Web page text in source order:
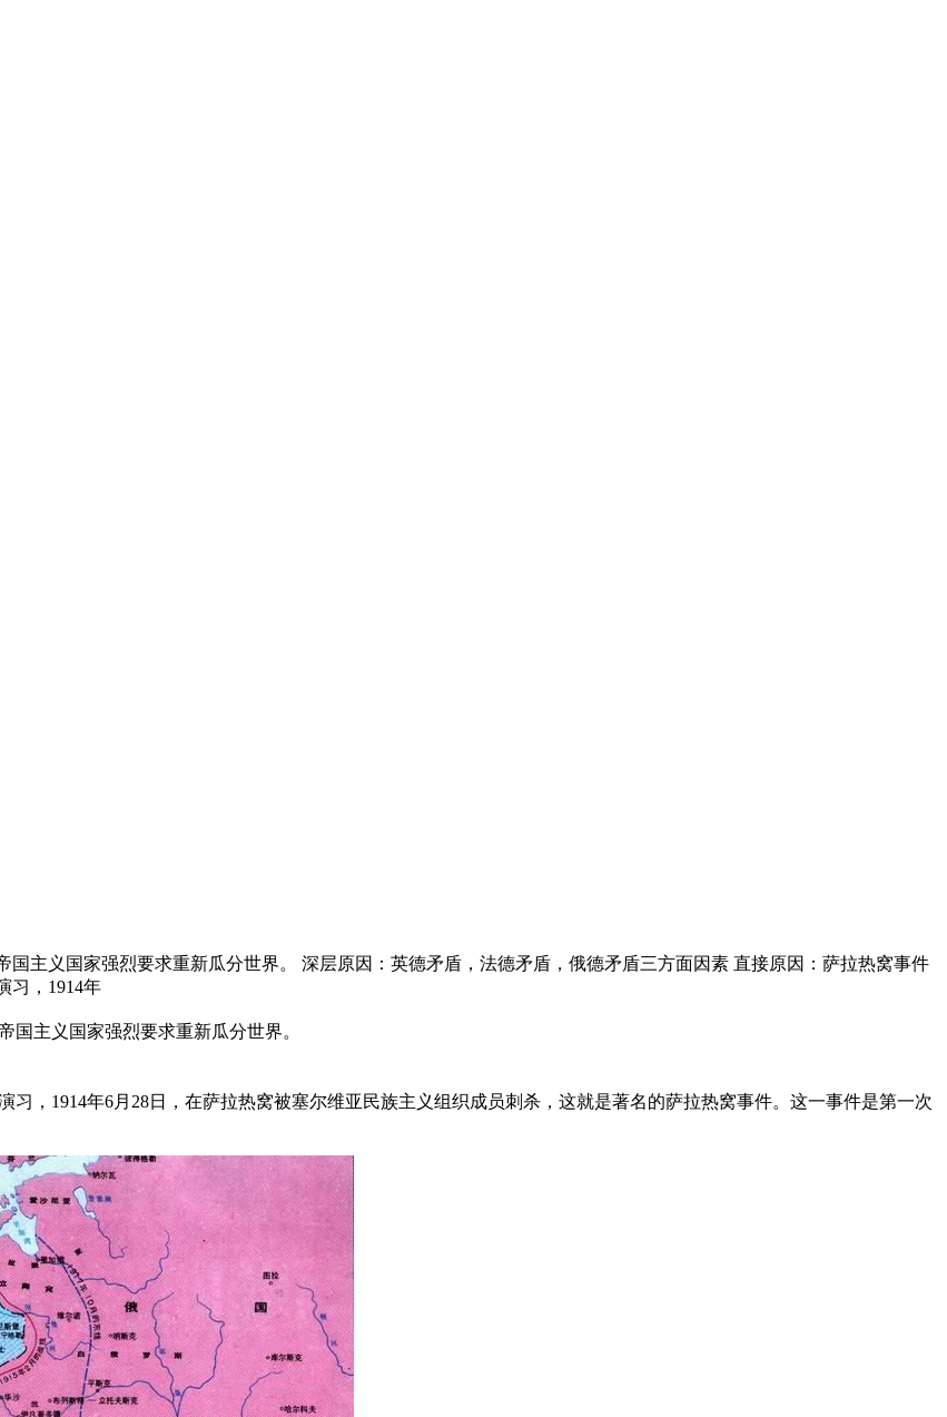
主义国家强烈要求重新瓜分世界。 深层原因：英德矛盾，法德矛盾，俄德矛盾三方面因素 直接原因：萨拉热窝事件
习，1914年
主义国家强烈要求重新瓜分世界。
，1914年6月28日，在萨拉热窝被塞尔维亚民族主义组织成员刺杀，这就是著名的萨拉热窝事件。这一事件是第一次